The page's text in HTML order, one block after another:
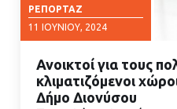
ΡΕΠΟΡΤΆΖ
11 ΙΟΥΝΊΟΥ, 2024
Ανοικτοί για τους
κλιματιζόμενοι
Δήμο Διονύσου